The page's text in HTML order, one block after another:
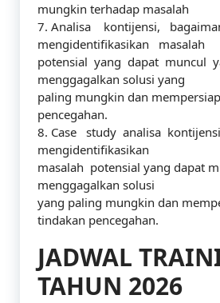
mungkin terhadap masalah
7. Analisa kontijensi,
mengidentifikasikan masalah
potensial yang dapat muncul
menggagalkan solusi yang
paling mungkin dan
pencegahan.
8. Case study analisa
mengidentifikasikan
masalah potensial yang dapat
menggagalkan solusi
yang paling mungkin dan
tindakan pencegahan.
JADWAL
TAHUN 2026